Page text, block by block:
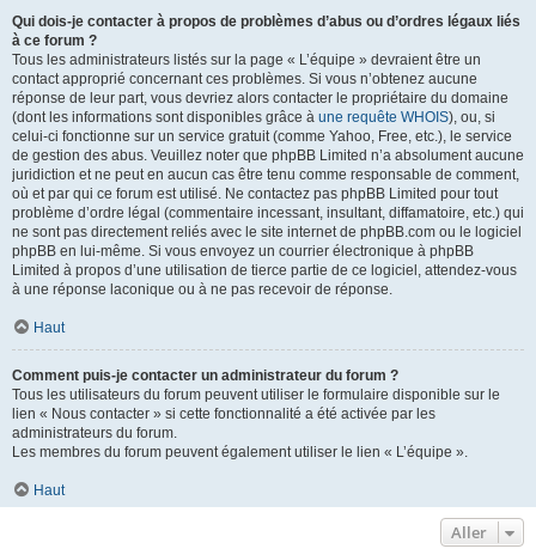
Qui dois-je contacter à propos de problèmes d’abus ou d’ordres légaux liés
à ce forum ?
Tous les administrateurs listés sur la page « L’équipe » devraient être un
contact approprié concernant ces problèmes. Si vous n’obtenez aucune
réponse de leur part, vous devriez alors contacter le propriétaire du domaine
(dont les informations sont disponibles grâce à une requête WHOIS), ou, si
celui-ci fonctionne sur un service gratuit (comme Yahoo, Free, etc.), le service
de gestion des abus. Veuillez noter que phpBB Limited n’a absolument aucune
juridiction et ne peut en aucun cas être tenu comme responsable de comment,
où et par qui ce forum est utilisé. Ne contactez pas phpBB Limited pour tout
problème d’ordre légal (commentaire incessant, insultant, diffamatoire, etc.) qui
ne sont pas directement reliés avec le site internet de phpBB.com ou le logiciel
phpBB en lui-même. Si vous envoyez un courrier électronique à phpBB
Limited à propos d’une utilisation de tierce partie de ce logiciel, attendez-vous
à une réponse laconique ou à ne pas recevoir de réponse.
Haut
Comment puis-je contacter un administrateur du forum ?
Tous les utilisateurs du forum peuvent utiliser le formulaire disponible sur le
lien « Nous contacter » si cette fonctionnalité a été activée par les
administrateurs du forum.
Les membres du forum peuvent également utiliser le lien « L’équipe ».
Haut
Aller